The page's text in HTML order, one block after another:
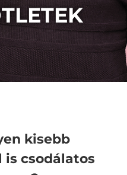
kisebb
is csodálatos